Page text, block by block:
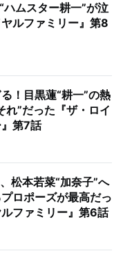
ムスター耕一”が泣
ルファミリー』第8
！目黒蓮“耕一”の熱
れ”だった『ザ・ロイ
第7話
松本若菜“加奈子”へ
ロポーズが最高だっ
ファミリー』第6話